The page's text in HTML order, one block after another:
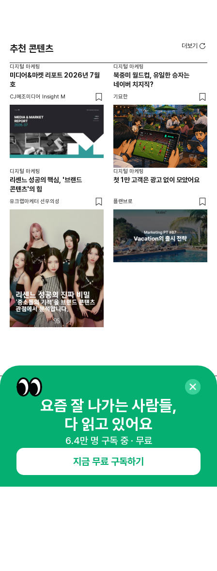
추천 콘텐츠 더보기
디지털 마케팅
미디어&마켓 리포트 2026년 7월
호
CJ메조미디어 Insight M
디지털 마케팅
북중미 월드컵, 유일한 승자는
네이버 치지직?
기묘한
디지털 마케팅
리센느 성공의 핵심, '브랜드
콘텐츠'의 힘
유크랩마케터 선우의성
디지털 마케팅
첫 1만 고객은 광고 없이 모았어요
플랜브로
매주 화요일 아침,
마케팅 감각을 깨워 드릴게요!
65,043명의 마케터를 성장시키는 뉴스레터
요즘 잘 나가는 사람들,
다 읽고 있어요
6.4만 명 구독 중 · 무료
지금 무료 구독하기